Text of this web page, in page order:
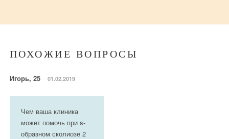
ПОХОЖИЕ ВОПРОСЫ
Игорь, 25 01.02.2019
Чем ваша клиника
может помочь при s-
образном сколиозе 2